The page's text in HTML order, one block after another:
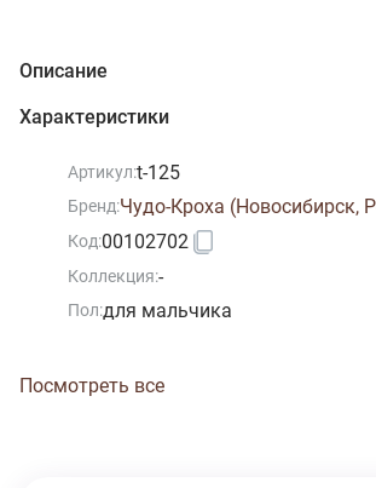
Описание
Характеристики
Артикул:t-125
Бренд:Чудо-Кроха (Новосибирск,
Код:00102702
Коллекция:-
Пол:для мальчика
Посмотреть все